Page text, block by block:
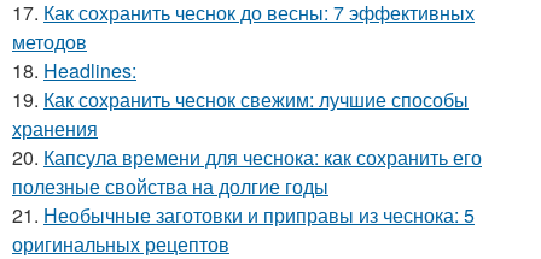
17. Как сохранить чеснок до весны: 7 эффективных
методов
18. Headlines:
19. Как сохранить чеснок свежим: лучшие способы
хранения
20. Капсула времени для чеснока: как сохранить его
полезные свойства на долгие годы
21. Необычные заготовки и приправы из чеснока: 5
оригинальных рецептов